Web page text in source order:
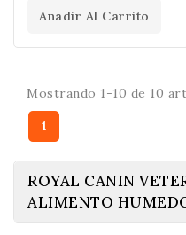
Añadir Al Carrito
Mostrando 1-10 de 10
1
ROYAL CANIN
ALIMENTO